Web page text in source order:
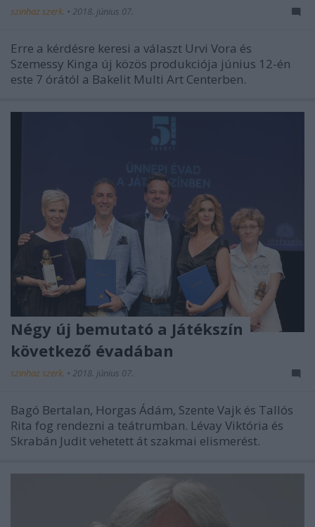
szinhaz szerk. • 2018. június 07.
Erre a kérdésre keresi a választ Urvi Vora és
Szemessy Kinga új közös produkciója június 12-én
este 7 órától a Bakelit Multi Art Centerben.
Négy új bemutató a Játékszín
következő évadában
szinhaz szerk. • 2018. június 07.
Bagó Bertalan, Horgas Ádám, Szente Vajk és Tallós
Rita fog rendezni a teátrumban. Lévay Viktória és
Skrabán Judit vehetett át szakmai elismerést.